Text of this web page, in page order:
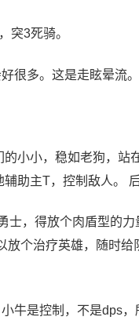
突3死骑。
很多。这是走眩晕流。
小小，稳如老狗，站
助主T，控制敌人。
，得放个肉盾型的
个治疗英雄，随时给
牛是控制，不是dps